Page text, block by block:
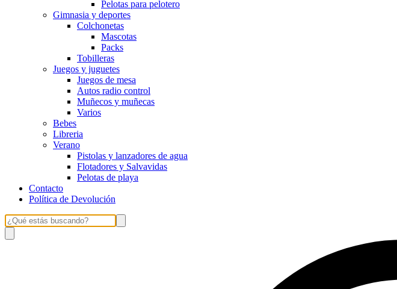
Pelotas para pelotero
Gimnasia y deportes
Colchonetas
Mascotas
Packs
Tobilleras
Juegos y juguetes
Juegos de mesa
Autos radio control
Muñecos y muñecas
Varios
Bebes
Libreria
Verano
Pistolas y lanzadores de agua
Flotadores y Salvavidas
Pelotas de playa
Contacto
Política de Devolución